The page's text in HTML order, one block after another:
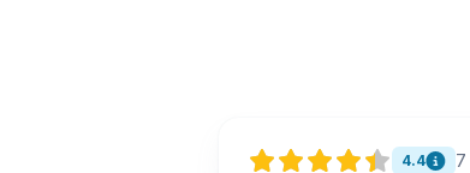
4.4 7